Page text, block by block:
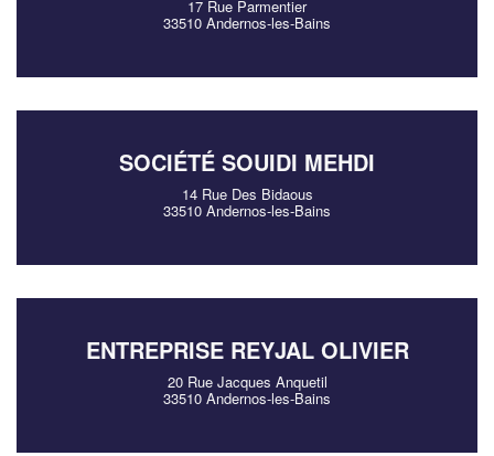
17 Rue Parmentier
33510 Andernos-les-Bains
SOCIÉTÉ SOUIDI MEHDI
14 Rue Des Bidaous
33510 Andernos-les-Bains
ENTREPRISE REYJAL OLIVIER
20 Rue Jacques Anquetil
33510 Andernos-les-Bains